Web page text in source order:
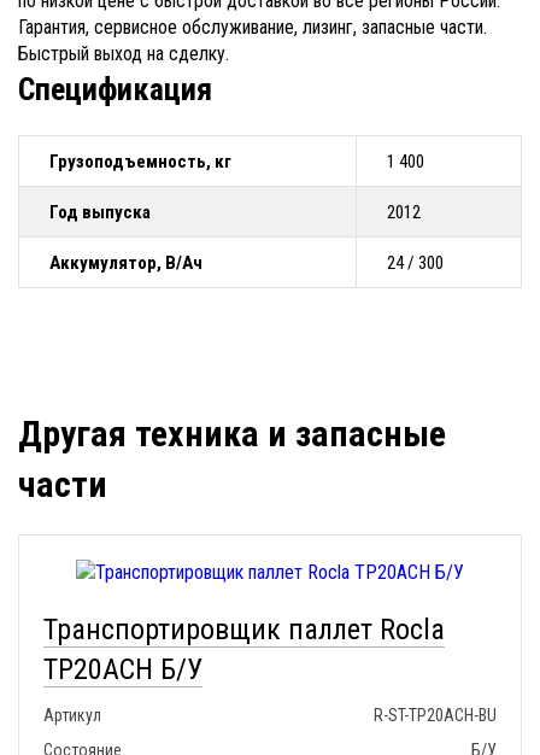
Гарантия, сервисное обслуживание, лизинг, запасные части.
Быстрый выход на сделку.
Спецификация
Грузоподъемность, кг 1 400
Год выпуска 2012
Аккумулятор, В/Ач 24 / 300
Другая техника и запасные
части
Транспортировщик паллет Rocla
TP20ACH Б/У
Артикул
R-ST-TP20ACH-BU
Состояние
Б/У